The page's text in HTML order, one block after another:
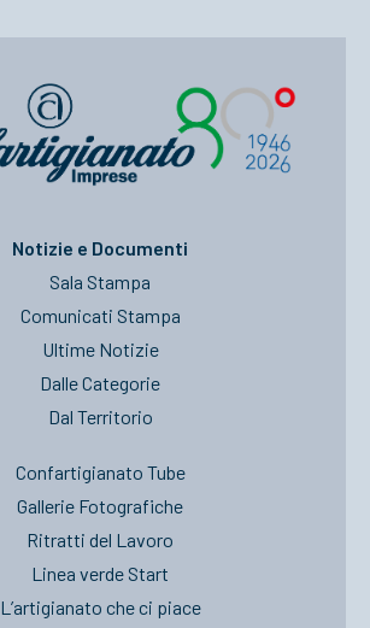
Notizie e Documenti
Sala Stampa
Comunicati Stampa
Ultime Notizie
Dalle Categorie
Dal Territorio
Confartigianato Tube
Gallerie Fotografiche
Ritratti del Lavoro
Linea verde Start
L’artigianato che ci piace